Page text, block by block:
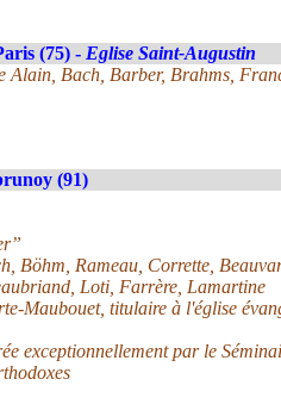
(75) - Eglise Saint-Augustin
Alain, Bach, Barber, Brahms,
(91)
Böhm, Rameau, Corrette,
Loti, Farrère, Lamartine
Maubouet, titulaire à l'église
exceptionnellement par le